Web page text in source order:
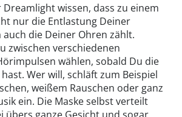
wissen, dass zu einem
nur die Entlastung Deiner
die Deiner Ohren zählt.
zwischen verschiedenen
wählen, sobald Du die
Wer will, schläft zum Beispiel
weißem Rauschen oder ganz
ein. Die Maske selbst verteilt